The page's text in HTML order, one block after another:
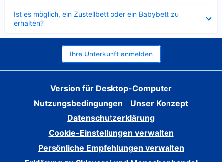
Ist es möglich, ein Zustellbett oder ein Babybett zu
erhalten?
Ihre Unterkunft anmelden
Version für Desktop-Computer
Nutzungsbedingungen
Unser Konzept
Datenschutzerklärung
Cookie-Einstellungen verwalten
Persönliche Empfehlungen verwalten